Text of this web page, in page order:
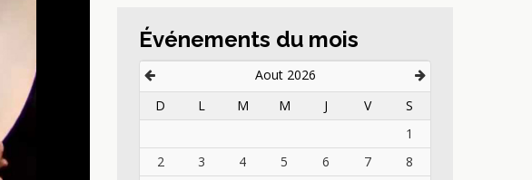
Événements du mois
Aout 2026
D
L M M J V
S
1
2
3 4 5 6 7
8